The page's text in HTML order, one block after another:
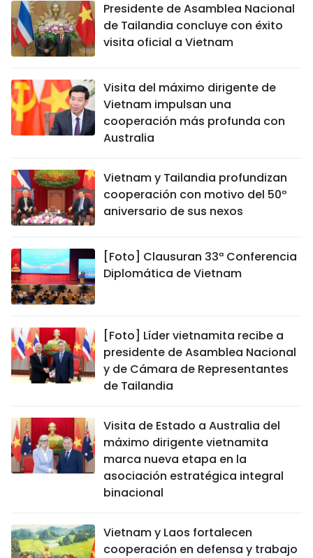
Presidente de Asamblea Nacional
de Tailandia concluye con éxito
visita oficial a Vietnam
Visita del máximo dirigente de
Vietnam impulsan una
cooperación más profunda con
Australia
Vietnam y Tailandia profundizan
cooperación con motivo del 50º
aniversario de sus nexos
[Foto] Clausuran 33ª Conferencia
Diplomática de Vietnam
[Foto] Líder vietnamita recibe a
presidente de Asamblea Nacional
y de Cámara de Representantes
de Tailandia
Visita de Estado a Australia del
máximo dirigente vietnamita
marca nueva etapa en la
asociación estratégica integral
binacional
Vietnam y Laos fortalecen
cooperación en defensa y trabajo